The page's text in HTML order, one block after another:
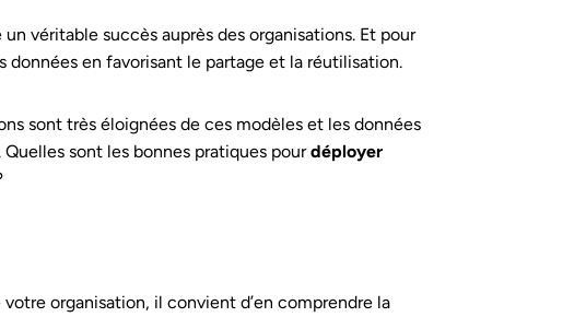
véritable succès auprès des organisations. Et pour
données en favorisant le partage et la réutilisation.
sont très éloignées de ces modèles et les données
sont les bonnes pratiques pourdéployer
organisation, il convient d’en comprendre la